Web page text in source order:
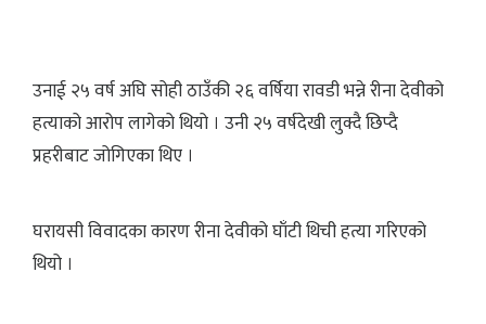
उनाई २५ वर्ष अघि सोही ठाउँकी २६ वर्षिया रावडी भन्ने रीना देवीको
हत्याको आरोप लागेको थियो । उनी २५ वर्षदेखी लुक्दै छिप्दै
प्रहरीबाट जोगिएका थिए ।
घरायसी विवादका कारण रीना देवीको घाँटी थिची हत्या गरिएको
थियो ।